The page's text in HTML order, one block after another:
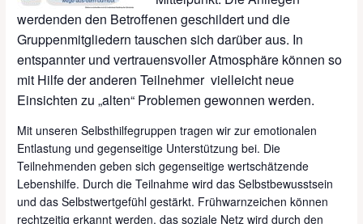
werdenden den Betroffenen geschildert und die
Gruppenmitgliedern tauschen sich darüber aus. In
entspannter und vertrauensvoller Atmosphäre können so
mit Hilfe der anderen Teilnehmer vielleicht neue
Einsichten zu „alten“ Problemen gewonnen werden.
Mit unseren Selbsthilfegruppen tragen wir zur emotionalen
Entlastung und gegenseitige Unterstützung bei. Die
Teilnehmenden geben sich gegenseitige wertschätzende
Lebenshilfe. Durch die Teilnahme wird das Selbstbewusstsein
und das Selbstwertgefühl gestärkt. Frühwarnzeichen können
rechtzeitig erkannt werden, das soziale Netz wird durch den